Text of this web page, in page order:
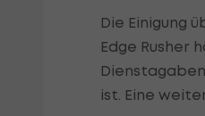
Die Einigung
Edge Rusher
ist. Eine